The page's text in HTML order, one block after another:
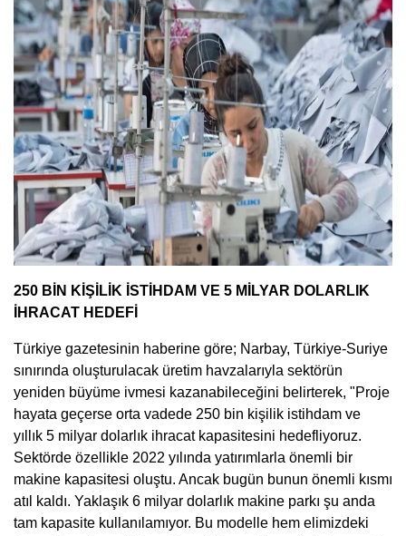
250 BİN KİŞİLİK İSTİHDAM VE 5 MİLYAR DOLARLIK
İHRACAT HEDEFİ
Türkiye gazetesinin haberine göre; Narbay, Türkiye-Suriye
sınırında oluşturulacak üretim havzalarıyla sektörün
yeniden büyüme ivmesi kazanabileceğini belirterek, "Proje
hayata geçerse orta vadede 250 bin kişilik istihdam ve
yıllık 5 milyar dolarlık ihracat kapasitesini hedefliyoruz.
Sektörde özellikle 2022 yılında yatırımlarla önemli bir
makine kapasitesi oluştu. Ancak bugün bunun önemli kısmı
atıl kaldı. Yaklaşık 6 milyar dolarlık makine parkı şu anda
tam kapasite kullanılamıyor. Bu modelle hem elimizdeki